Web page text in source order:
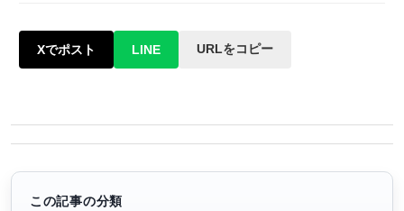
Xでポスト LINE URLをコピー
この記事の分類